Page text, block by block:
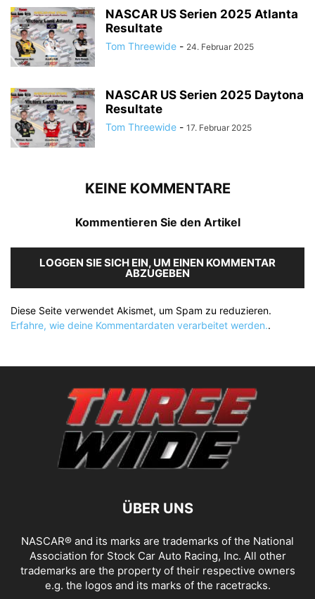
NASCAR US Serien 2025 Atlanta
Resultate
Tom Threewide - 24. Februar 2025
NASCAR US Serien 2025 Daytona
Resultate
Tom Threewide - 17. Februar 2025
KEINE KOMMENTARE
Kommentieren Sie den Artikel
LOGGEN SIE SICH EIN, UM EINEN KOMMENTAR
ABZUGEBEN
Diese Seite verwendet Akismet, um Spam zu reduzieren.
Erfahre, wie deine Kommentardaten verarbeitet werden..
ÜBER UNS
NASCAR® and its marks are trademarks of the National
Association for Stock Car Auto Racing, Inc. All other
trademarks are the property of their respective owners
e.g. the logos and its marks of the racetracks.